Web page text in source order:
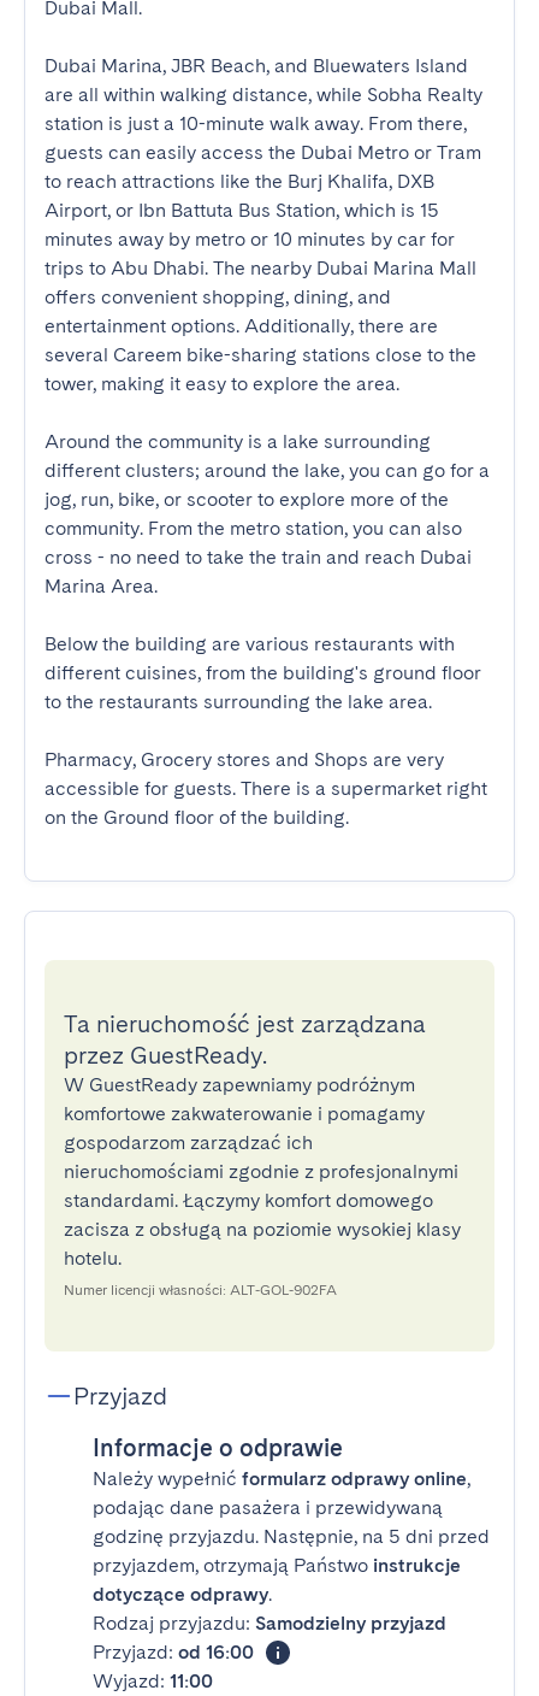
Dubai Mall.
Dubai Marina, JBR Beach, and Bluewaters Island
are all within walking distance, while Sobha Realty
station is just a 10-minute walk away. From there,
guests can easily access the Dubai Metro or Tram
to reach attractions like the Burj Khalifa, DXB
Airport, or Ibn Battuta Bus Station, which is 15
minutes away by metro or 10 minutes by car for
trips to Abu Dhabi. The nearby Dubai Marina Mall
offers convenient shopping, dining, and
entertainment options. Additionally, there are
several Careem bike-sharing stations close to the
tower, making it easy to explore the area.
Around the community is a lake surrounding
different clusters; around the lake, you can go for a
jog, run, bike, or scooter to explore more of the
community. From the metro station, you can also
cross - no need to take the train and reach Dubai
Marina Area.
Below the building are various restaurants with
different cuisines, from the building's ground floor
to the restaurants surrounding the lake area.
Pharmacy, Grocery stores and Shops are very
accessible for guests. There is a supermarket right
on the Ground floor of the building.
Ta nieruchomość jest zarządzana
przez GuestReady.
W GuestReady zapewniamy podróżnym
komfortowe zakwaterowanie i pomagamy
gospodarzom zarządzać ich
nieruchomościami zgodnie z profesjonalnymi
standardami. Łączymy komfort domowego
zacisza z obsługą na poziomie wysokiej klasy
hotelu.
Numer licencji własności: ALT-GOL-902FA
Przyjazd
Informacje o odprawie
Należy wypełnić formularz odprawy online,
podając dane pasażera i przewidywaną
godzinę przyjazdu. Następnie, na 5 dni przed
przyjazdem, otrzymają Państwo instrukcje
dotyczące odprawy.
Rodzaj przyjazdu: Samodzielny przyjazd
Przyjazd: od 16:00
Wyjazd: 11:00